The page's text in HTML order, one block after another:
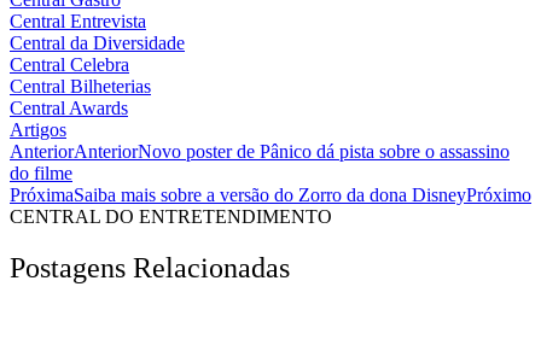
Central Entrevista
Central da Diversidade
Central Celebra
Central Bilheterias
Central Awards
Artigos
AnteriorAnteriorNovo poster de Pânico dá pista sobre o assassino
do filme
PróximaSaiba mais sobre a versão do Zorro da dona DisneyPróximo
CENTRAL DO ENTRETENDIMENTO
Postagens Relacionadas